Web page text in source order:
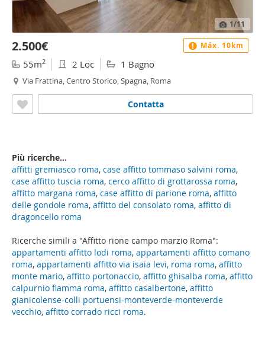
Ricerche simili a "Affitto rione campo marzio Roma":
appartamenti affitto lodi roma, appartamenti affitto comano
roma, appartamenti affitto via isaia levi, roma roma, affitto
monte mario, affitto portonaccio, affitto ghisalba roma, affitto
calpurnio fiamma roma, affitto casalbertone, affitto
gianicolense-colli portuensi-monteverde-monteverde
vecchio, affitto corrado ricci roma.
1/11
2.500€
55m2 2 Loc 1 Bagno
Via Frattina, Centro Storico, Spagna, Roma
Contatta
Máx. 10km
Più ricerche...
affitti gremiasco roma, case affitto tommaso salvini roma,
case affitto tuscia roma, cerco affitto di grottarossa roma,
affitto margana roma, case affitto di parione roma, affitto
delle gondole roma, affitto del consolato roma, affitto di
dragoncello roma